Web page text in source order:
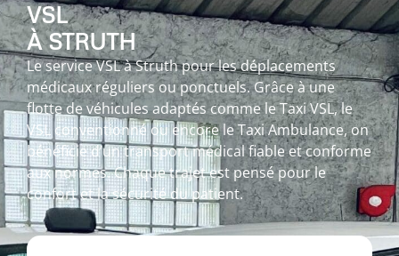
VSL
À STRUTH
Le service VSL à Struth pour les déplacements
médicaux réguliers ou ponctuels. Grâce à une
flotte de véhicules adaptés comme le Taxi VSL, le
VSL conventionné ou encore le Taxi Ambulance, on
bénéficie d’un transport médical fiable et conforme
aux normes. Chaque trajet est pensé pour le
confort et la sécurité du patient.